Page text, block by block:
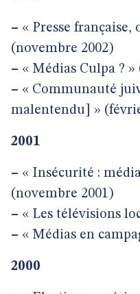
– « Presse française,
(novembre 2002)
– « Médias Culpa ? »
– « Communauté
malentendu] »
2001
– « Insécurité :
(novembre 2001)
– « Les télévisions
– « Médias en
2000